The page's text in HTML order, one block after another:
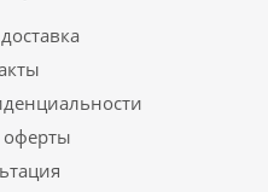
оферты